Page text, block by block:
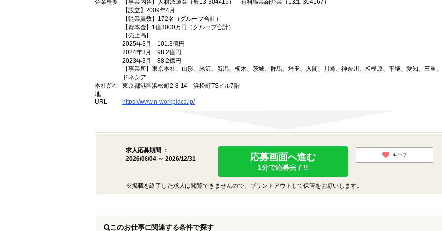
企業概要
【事業内容】人材派遣業（般13-304415） 有料職業紹介業（13ユ-304167）
【設立】2009年4月
【従業員数】172名（グループ合計）
【資本金】1億3000万円（グループ合計）
【売上高】
2025年3月 101.3億円
2024年3月 98.2億円
2023年3月 88.2億円
【事業所】東京本社、山形、米沢、新潟、栃木、茨城、群馬、埼玉、入間、川崎、神奈川、相模原、平塚、愛知、三重
ドネシア
本社所在
地
東京都港区浜松町2-8-14 浜松町TSビル7階
URL https://www.n-workplace.jp/
求人応募期間 ：
2026/08/04 ～ 2026/12/31
応募画面へ進む
1分で応募完了!!
キープ
※掲載を終了した求人は閲覧できませんので、プリントアウトして保管をお願いします。
このお仕事に関連する条件で探す